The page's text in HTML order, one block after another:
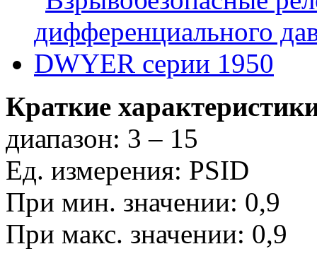
Краткие
диапазон: 3 – 15
Ед. измерения: PSID
При мин. значении: 0,9
При макс. значении: 0,9